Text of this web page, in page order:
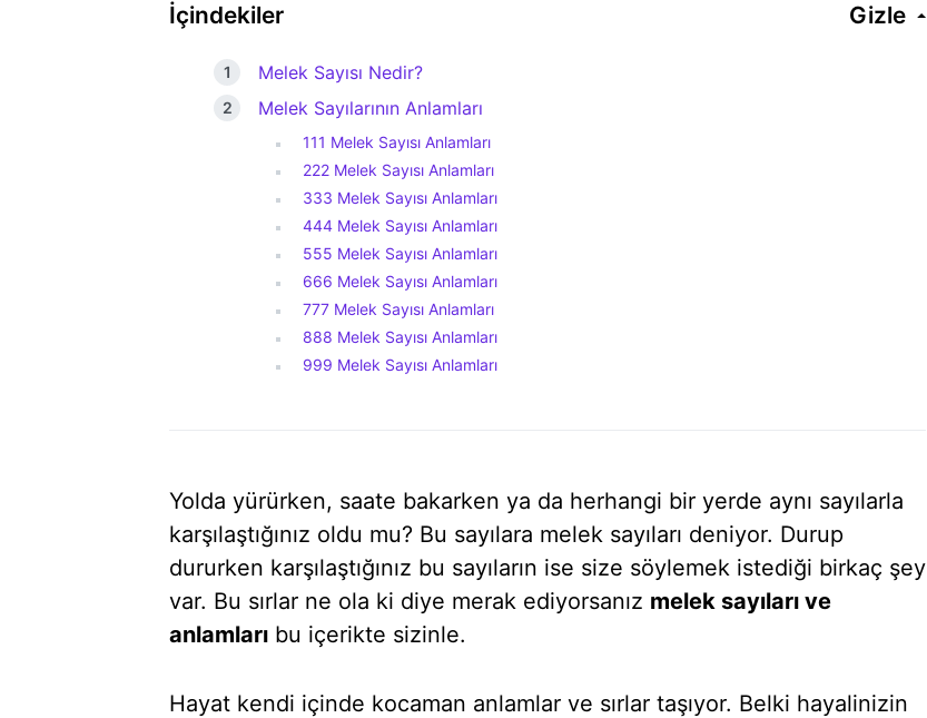
İçindekiler Gizle
Melek Sayısı Nedir?
Melek Sayılarının Anlamları
111 Melek Sayısı Anlamları
222 Melek Sayısı Anlamları
333 Melek Sayısı Anlamları
444 Melek Sayısı Anlamları
555 Melek Sayısı Anlamları
666 Melek Sayısı Anlamları
777 Melek Sayısı Anlamları
888 Melek Sayısı Anlamları
999 Melek Sayısı Anlamları
Yolda yürürken, saate bakarken ya da herhangi bir yerde aynı sayılarla
karşılaştığınız oldu mu? Bu sayılara melek sayıları deniyor. Durup
dururken karşılaştığınız bu sayıların ise size söylemek istediği birkaç şey
var. Bu sırlar ne ola ki diye merak ediyorsanız melek sayıları ve
anlamları bu içerikte sizinle.
Hayat kendi içinde kocaman anlamlar ve sırlar taşıyor. Belki hayalinizin